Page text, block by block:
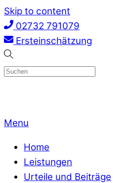
Skip to content
02732 791079
Ersteinschätzung
Menu
Home
Leistungen
Urteile und Beiträge